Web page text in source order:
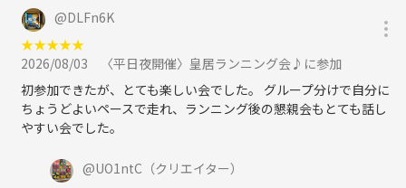
@DLFn6K
★★★★★
2026/08/03
〈平日夜開催〉皇居ランニング会♪に参加
初参加できたが、とても楽しい会でした。 グループ分けで自分に
ちょうどよいペースで走れ、ランニング後の懇親会もとても話し
やすい会でした。
@UO1ntC （クリエイター）